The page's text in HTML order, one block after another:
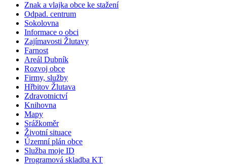
Znak a vlajka obce ke stažení
Odpad. centrum
Sokolovna
Informace o obci
Zajímavosti Žlutavy
Farnost
Areál Dubník
Rozvoj obce
Firmy, služby
Hřbitov Žlutava
Zdravotnictví
Knihovna
Mapy
Srážkoměr
Životní situace
Územní plán obce
Služba moje ID
Programová skladba KT